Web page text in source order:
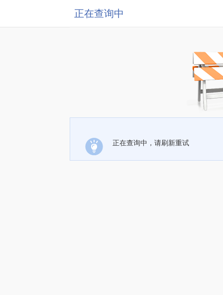
正在查询中
正在查询中，请刷新重试